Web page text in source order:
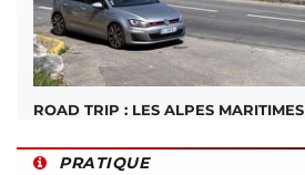
ROAD TRIP : LES ALPES MARITIMES
PRATIQUE